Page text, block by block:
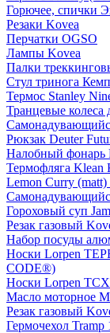
Горючее, спички
Резаки Kovea
Перчатки OGSO
Лампы Kovea
Палки
Стул тринога
Термос Stanley
Транцевые колеса
Рюкзак Deuter
Налобный фонарь
Термофляга Klean
Lemon Curry (matt)
Гороховый суп
Резак газовый
Набор посуды
Носки Lorpen
CODE®)
Носки Lorpen
Масло моторное
Резак газовый
Гермочехол Tramp